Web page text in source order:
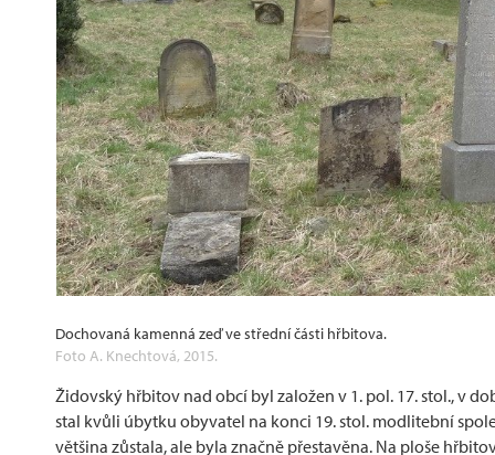
Dochovaná kamenná zeď ve střední části hřbitova.
Foto A. Knechtová, 2015.
Židovský hřbitov nad obcí byl založen v 1. pol. 17. stol., v
stal kvůli úbytku obyvatel na konci 19. stol. modlitební
většina zůstala, ale byla značně přestavěna. Na ploše